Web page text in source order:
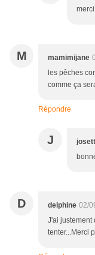
M mamimijane
les pêches
comme ça
Répondre
J
D delphine 02/
J'ai justement
tenter...Merci